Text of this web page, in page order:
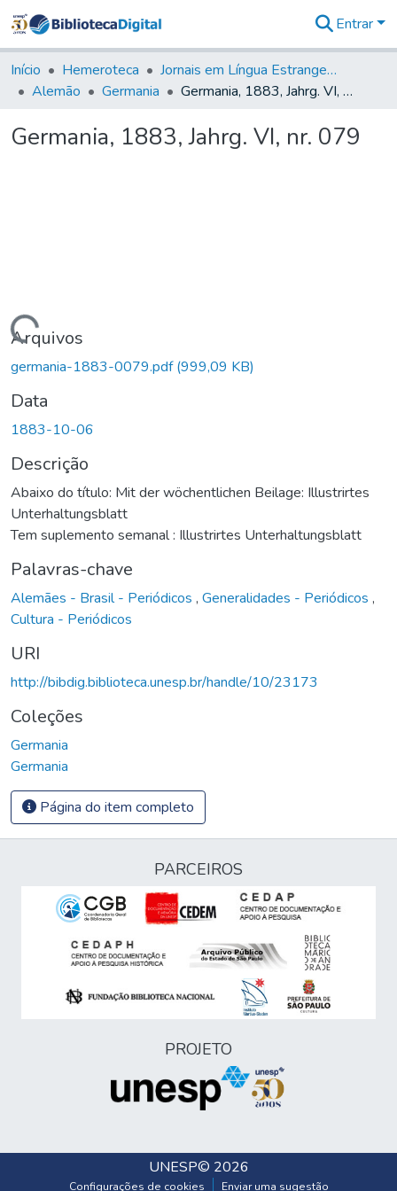
&
Coleções
Tudo na
Digital
Entrar
Início Hemeroteca
Jornais em Língua Estrangeira
Alemão
Germania Germania, 1883, Jahrg. VI, nr. 079
Germania, 1883, Jahrg. VI, nr. 079
Carregando...
Arquivos
germania-1883-0079.pdf(999,09 KB)
Data
1883-10-06
Descrição
Abaixo do título: Mit der wöchentlichen Beilage: Illustrirtes
Unterhaltungsblatt
Tem suplemento semanal : Illustrirtes Unterhaltungsblatt
Palavras-chave
Alemães - Brasil - Periódicos , Generalidades - Periódicos ,
Cultura - Periódicos
URI
http://bibdig.biblioteca.unesp.br/handle/10/23173
Coleções
Germania
Germania
Página do item completo
PARCEIROS
PROJETO
UNESP© 2026
Configurações de cookies Enviar uma sugestão